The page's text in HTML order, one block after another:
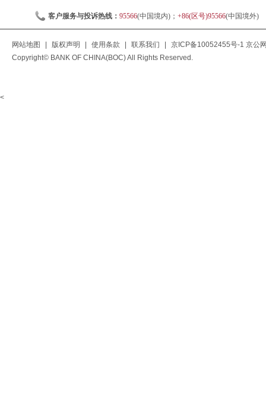
客户服务与投诉热线： 95566(中国境内)； +86(区号)95566(中国境外)
网站地图 版权声明 使用条款 联系我们 京ICP备10052455号-1 京公
Copyright© BANK OF CHINA(BOC) All Rights Reserved.
<